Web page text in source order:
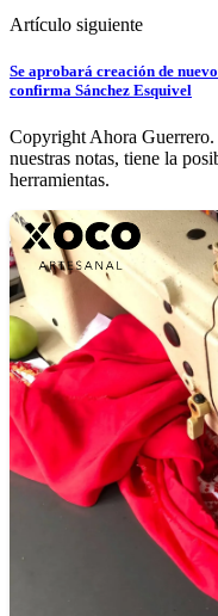
Artículo siguiente
Se aprobará creación de
confirma Sánchez Esquivel
Copyright Ahora
nuestras notas, tiene la
herramientas.